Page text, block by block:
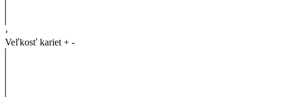
›
Veľkosť kariet + -